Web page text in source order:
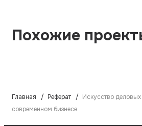
Похожие
Главная Реферат
Искусство
современном бизнесе